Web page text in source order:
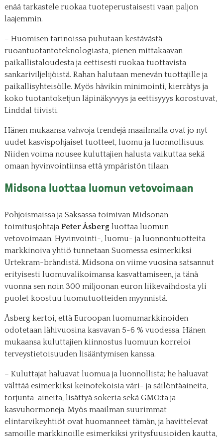
enää tarkastele ruokaa tuoteperustaisesti vaan paljon
laajemmin.
– Huomisen tarinoissa puhutaan kestävästä
ruoantuotantoteknologiasta, pienen mittakaavan
paikallistaloudesta ja eettisesti ruokaa tuottavista
sankariviljelijöistä. Rahan halutaan menevän tuottajille ja
paikallisyhteisölle. Myös hävikin minimointi, kierrätys ja
koko tuotantoketjun läpinäkyvyys ja eettisyyys korostuvat,
Linddal tiivisti.
Hänen mukaansa vahvoja trendejä maailmalla ovat jo nyt
uudet kasvispohjaiset tuotteet, luomu ja luonnollisuus.
Niiden voima nousee kuluttajien halusta vaikuttaa sekä
omaan hyvinvointiinsa että ympäristön tilaan.
Midsona luottaa luomun vetovoimaan
Pohjoismaissa ja Saksassa toimivan Midsonan
toimitusjohtaja Peter Åsberg luottaa luomun
vetovoimaan. Hyvinvointi-, luomu- ja luonnontuotteita
markkinoiva yhtiö tunnetaan Suomessa esimerkiksi
Urtekram-brändistä. Midsona on viime vuosina satsannut
erityisesti luomuvalikoimansa kasvattamiseen, ja tänä
vuonna sen noin 300 miljoonan euron liikevaihdosta yli
puolet koostuu luomutuotteiden myynnistä.
Åsberg kertoi, että Euroopan luomumarkkinoiden
odotetaan lähivuosina kasvavan 5-6 % vuodessa. Hänen
mukaansa kuluttajien kiinnostus luomuun korreloi
terveystietoisuuden lisääntymisen kanssa.
– Kuluttajat haluavat luomua ja luonnollista; he haluavat
välttää esimerkiksi keinotekoisia väri- ja säilöntäaineita,
torjunta-aineita, lisättyä sokeria sekä GMO:ta ja
kasvuhormoneja. Myös maailman suurimmat
elintarvikeyhtiöt ovat huomanneet tämän, ja havittelevat
samoille markkinoille esimerkiksi yritysfuusioiden kautta,